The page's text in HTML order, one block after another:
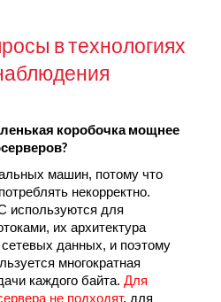
в технологиях
коробочка мощнее
машин, потому что
некорректно.
используются для
их архитектура
данных, и поэтому
многократная
каждого байта.Для
не подходят, для